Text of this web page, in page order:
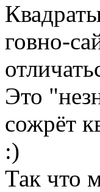
говно-
Это
сожрёт
:)
Так что